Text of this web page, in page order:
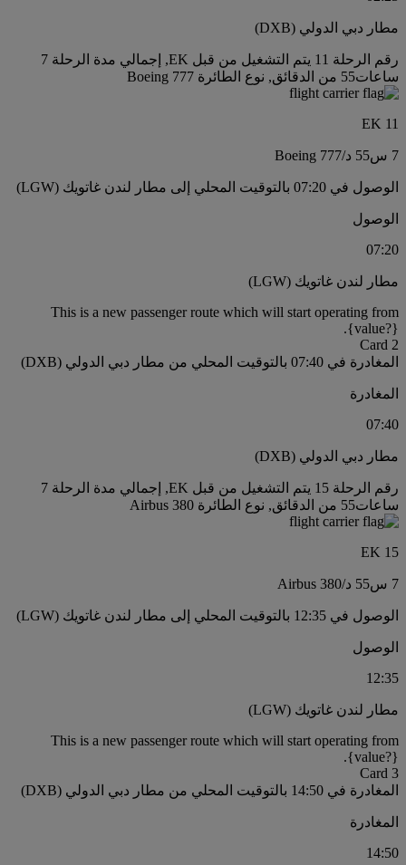
مطار دبي الدولي (DXB)
رقم الرحلة 11 يتم التشغيل من قبل EK, إجمالي مدة الرحلة 7
ساعات55 من الدقائق, نوع الطائرة Boeing 777
EK 11
7 س 55 د /
Boeing 777
الوصول في 07:20 بالتوقيت المحلي إلى مطار لندن غاتويك (LGW)
الوصول
07:20
مطار لندن غاتويك (LGW)
This is a new passenger route which will start operating from
{value?}.
Card 2
المغادرة في 07:40 بالتوقيت المحلي من مطار دبي الدولي (DXB)
المغادرة
07:40
مطار دبي الدولي (DXB)
رقم الرحلة 15 يتم التشغيل من قبل EK, إجمالي مدة الرحلة 7
ساعات55 من الدقائق, نوع الطائرة Airbus 380
EK 15
7 س 55 د /
Airbus 380
الوصول في 12:35 بالتوقيت المحلي إلى مطار لندن غاتويك (LGW)
الوصول
12:35
مطار لندن غاتويك (LGW)
This is a new passenger route which will start operating from
{value?}.
Card 3
المغادرة في 14:50 بالتوقيت المحلي من مطار دبي الدولي (DXB)
المغادرة
14:50